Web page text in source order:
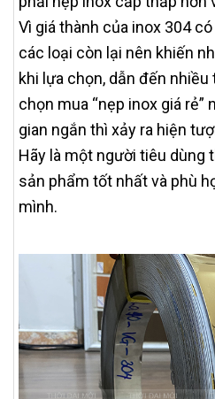
Vì giá thành của inox 304
các loại còn lại nên khiến
khi lựa chọn, dẫn đến
chọn mua “nẹp inox giá
gian ngắn thì xảy ra hiện
Hãy là một người tiêu dùng
sản phẩm tốt nhất và phù
mình.